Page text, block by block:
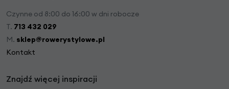
Czynne od 8:00 do 16:00 w dni robocze
T. 713 432 029
M. sklep@rowerystylowe.pl
Kontakt
Znajdź więcej inspiracji